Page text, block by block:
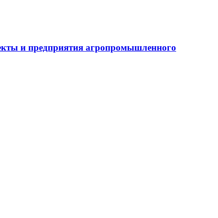
и предприятия агропромышленного